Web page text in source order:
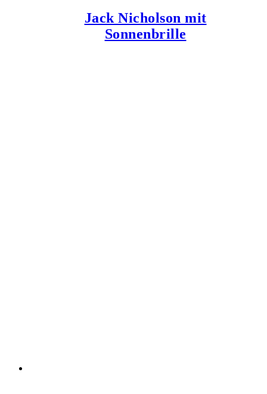
Jack Nicholson mit
Sonnenbrille